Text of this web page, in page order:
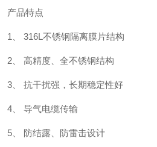
产品特点
1、 316L不锈钢隔离膜片结构
2、 高精度、全不锈钢结构
3、 抗干扰强，长期稳定性好
4、 导气电缆传输
5、 防结露、防雷击设计